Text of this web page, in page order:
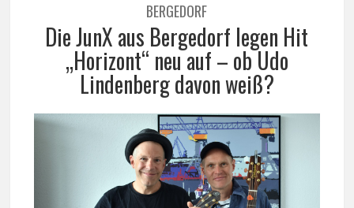
BERGEDORF
Die JunX aus Bergedorf legen Hit
„Horizont“ neu auf – ob Udo
Lindenberg davon weiß?